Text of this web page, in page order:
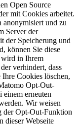
Open Source
mit Cookies arbeitet.
anonymisiert und zu
Server der
der Speicherung und
können Sie diese
wird in Ihrem
verhindert, dass
Cookies löschen,
Opt-Out-
erneuten
Wir weisen
der Opt-Out-Funktion
dieser Webseite